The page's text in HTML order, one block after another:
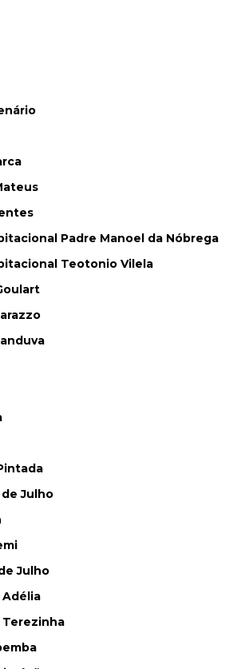
Padre Manoel da Nóbrega
Teotonio Vilela
de Julho
Julho
Adélia
Terezinha